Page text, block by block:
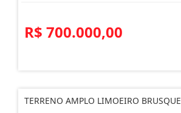
R$ 700.000,00
TERRENO AMPLO LIMOEIRO BRUSQUE